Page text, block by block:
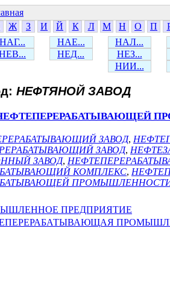
Ж З И Й К Л М Н О П
НАГ... НАЕ...
НАЛ...
НЕД...
НЕЗ...
НИИ...
НЕФТЯНОЙ ЗАВОД
ЗАВОД,
ЗАВОД,
ЗАВОД,
КОМПЛЕКС,
ПРЕДПРИЯТИЕ